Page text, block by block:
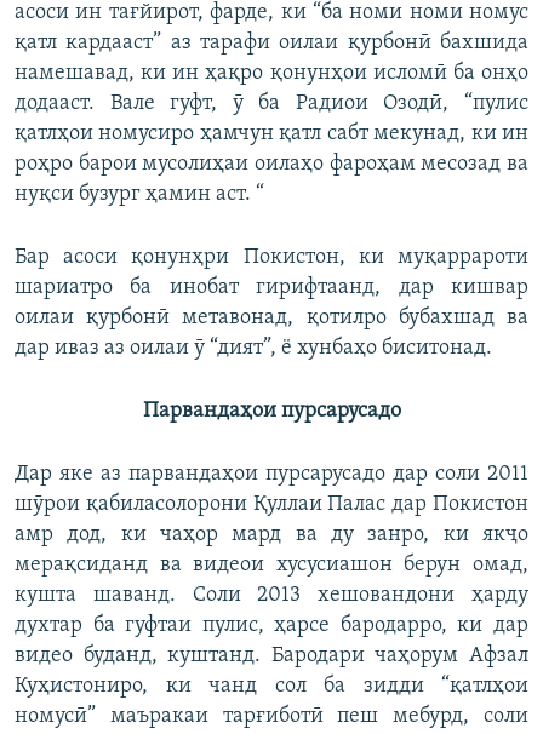
асоси ин тағйирот, фарде, ки “ба номи номи номус
қатл кардааст” аз тарафи оилаи қурбонӣ бахшида
намешавад, ки ин ҳақро қонунҳои исломӣ ба онҳо
додааст. Вале гуфт, ӯ ба Радиои Озодӣ, “пулис
қатлҳои номусиро ҳамчун қатл сабт мекунад, ки ин
роҳро барои мусолиҳаи оилаҳо фароҳам месозад ва
нуқси бузург ҳамин аст. “
Бар асоси қонунҳри Покистон, ки муқаррароти
шариатро ба инобат гирифтаанд, дар кишвар
оилаи қурбонӣ метавонад, қотилро бубахшад ва
дар иваз аз оилаи ӯ “дият”, ё хунбаҳо биситонад.
Парвандаҳои пурсарусадо
Дар яке аз парвандаҳои пурсарусадо дар соли 2011
шӯрои қабиласолорони Қуллаи Палас дар Покистон
амр дод, ки чаҳор мард ва ду занро, ки якҷо
мерақсиданд ва видеои хусусиашон берун омад,
кушта шаванд. Соли 2013 хешовандони ҳарду
духтар ба гуфтаи пулис, ҳарсе бародарро, ки дар
видео буданд, куштанд. Бародари чаҳорум Афзал
Куҳистониро, ки чанд сол ба зидди “қатлҳои
номусӣ” маъракаи тарғиботӣ пеш мебурд, соли